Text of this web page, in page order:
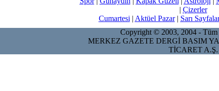
| Çizerler
Cumartesi | Aktüel Pazar| Sarı
Copyright © 2003, 2004 - Tüm
MERKEZ GAZETE DERGİ BASIM
TİCARET A.Ş.